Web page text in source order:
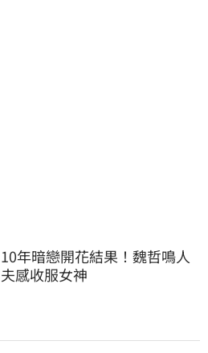
10年暗戀開花結果！魏哲鳴人
夫感收服女神